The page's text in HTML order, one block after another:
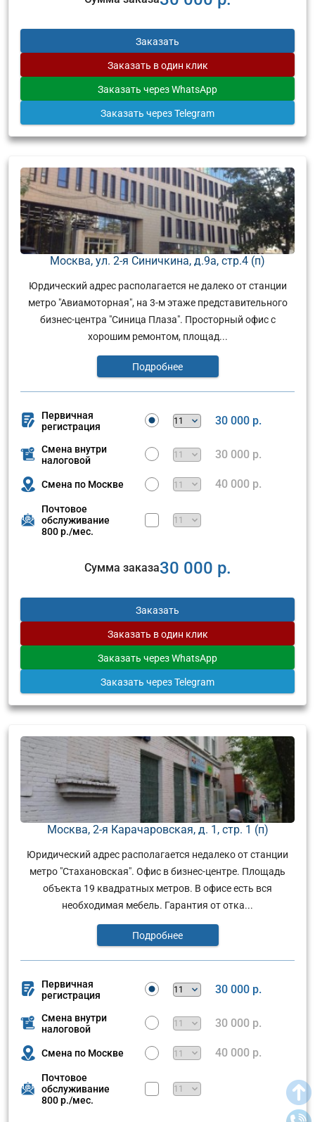
Заказать
Заказать в один клик
Заказать через WhatsApp
Заказать через Telegram
Москва, ул. 2-я Синичкина, д.9а, стр.4 (п)
Юрдический адрес располагается не далеко от станции
метро "Авиамоторная", на 3-м этаже представительного
бизнес-центра "Синица Плаза". Просторный офис с
хорошим ремонтом, площад...
Подробнее
Первичная
регистрация
30 000 р.
Смена внутри
налоговой
30 000 р.
Смена по Москве 40 000 р.
Почтовое
обслуживание
800 р./мес.
Сумма заказа30 000 р.
Заказать
Заказать в один клик
Заказать через WhatsApp
Заказать через Telegram
Москва, 2-я Карачаровская, д. 1, стр. 1 (п)
Юридический адрес располагается недалеко от станции
метро "Стахановская". Офис в бизнес-центре. Площадь
объекта 19 квадратных метров. В офисе есть вся
необходимая мебель. Гарантия от отка...
Подробнее
Первичная
регистрация
30 000 р.
Смена внутри
налоговой
30 000 р.
Смена по Москве 40 000 р.
Почтовое
обслуживание
800 р./мес.